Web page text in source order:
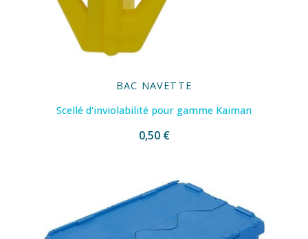
BAC NAVETTE
Scellé d'inviolabilité pour gamme Kaiman
0,50 €